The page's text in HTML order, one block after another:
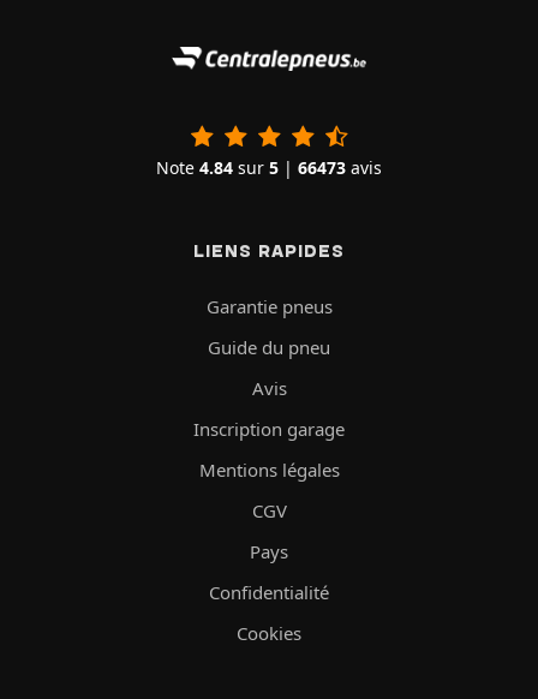
Note 4.84 sur 5 | 66473 avis
LIENS RAPIDES
Garantie pneus
Guide du pneu
Avis
Inscription garage
Mentions légales
CGV
Pays
Confidentialité
Cookies